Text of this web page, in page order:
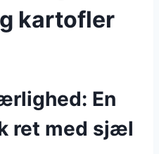
kartofler
En
ret med sjæl